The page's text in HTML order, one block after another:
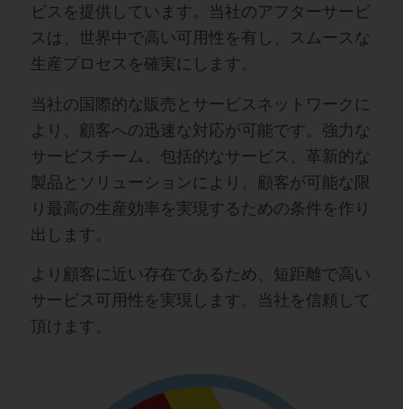
ビスを提供しています。当社のアフターサービ
スは、世界中で高い可用性を有し、スムースな
生産プロセスを確実にします。
当社の国際的な販売とサービスネットワークに
より、顧客への迅速な対応が可能です。強力な
サービスチーム、包括的なサービス、革新的な
製品とソリューションにより、顧客が可能な限
り最高の生産効率を実現するための条件を作り
出します。
より顧客に近い存在であるため、短距離で高い
サービス可用性を実現します。当社を信頼して
頂けます。